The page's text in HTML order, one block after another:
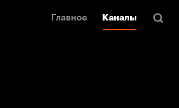
Главное Каналы